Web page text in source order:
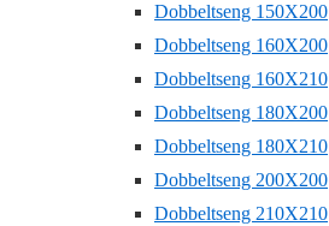
Dobbeltseng 150X200
Dobbeltseng 160X200
Dobbeltseng 160X210
Dobbeltseng 180X200
Dobbeltseng 180X210
Dobbeltseng 200X200
Dobbeltseng 210X210